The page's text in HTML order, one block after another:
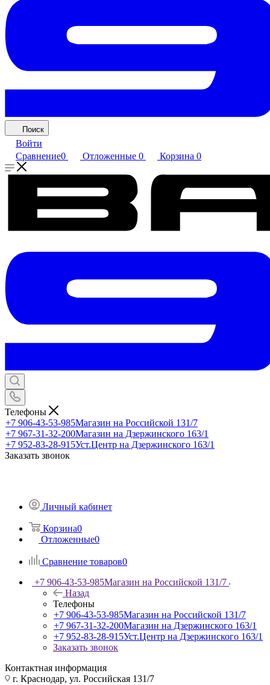
Поиск
Войти
Сравнение0 Отложенные 0 Корзина 0
Телефоны
+7 906-43-53-985Магазин на Российской 131/7
+7 967-31-32-200Магазин на Дзержинского 163/1
+7 952-83-28-915Уст.Центр на Дзержинского 163/1
Заказать звонок
Личный кабинет
Корзина0
Отложенные0
Сравнение товаров0
+7 906-43-53-985Магазин на Российской 131/7
Назад
Телефоны
+7 906-43-53-985Магазин на Российской 131/7
+7 967-31-32-200Магазин на Дзержинского 163/1
+7 952-83-28-915Уст.Центр на Дзержинского 163/1
Заказать звонок
Контактная информация
г. Краснодар, ул. Российская 131/7